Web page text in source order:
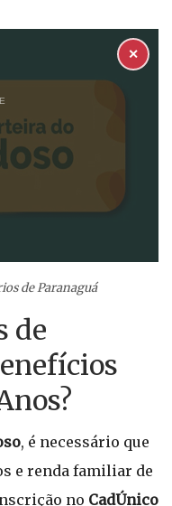
✕
de Paranaguá
de
, é necessário que
e renda familiar de
no CadÚnico